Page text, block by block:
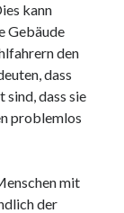
kann
Gebäude
den
dass
dass sie
problemlos
mit
der